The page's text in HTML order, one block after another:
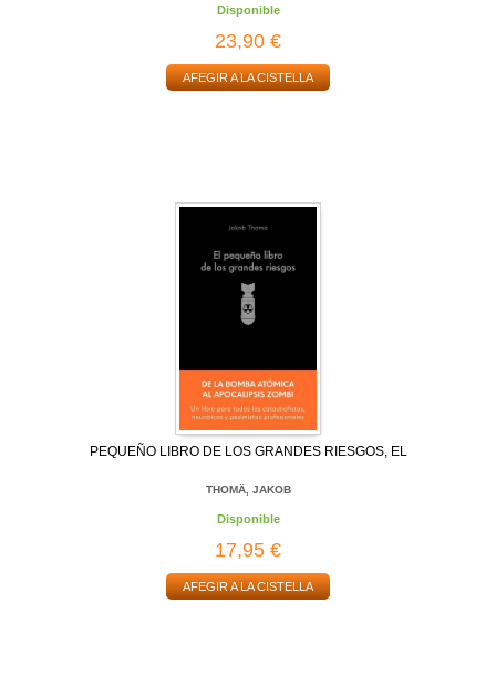
Disponible
23,90 €
AFEGIR A LA CISTELLA
PEQUEÑO LIBRO DE LOS GRANDES RIESGOS, EL
THOMÄ, JAKOB
Disponible
17,95 €
AFEGIR A LA CISTELLA